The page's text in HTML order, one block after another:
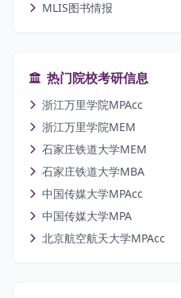
MLIS图书情报
热门院校考研信息
浙江万里学院MPAcc
浙江万里学院MEM
石家庄铁道大学MEM
石家庄铁道大学MBA
中国传媒大学MPAcc
中国传媒大学MPA
北京航空航天大学MPAcc